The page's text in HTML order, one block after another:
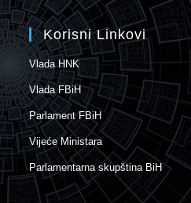
Korisni Linkovi
Vlada HNK
Vlada FBiH
Parlament FBiH
Vijeće Ministara
Parlamentarna skupština BiH